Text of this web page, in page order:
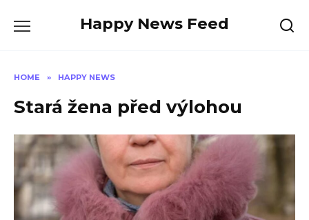
Happy News Feed
HOME » HAPPY NEWS
Stará žena před výlohou